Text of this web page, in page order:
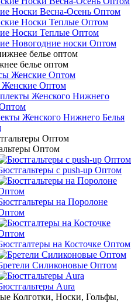
Носки Весна-Осень Оптом
Носки Теплые Оптом
Новогодние носки Оптом
белье оптом
Женские Оптом
Женского Нижнего Белья
Оптом
с push-up Оптом
на Поролоне
на Косточке Оптом
Силиконовые Оптом
Aura